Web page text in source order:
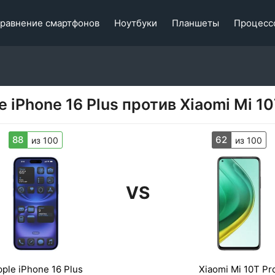
смартфонов Ноутбуки Планшеты
iPhone 16 Plus против Xiaomi Mi
88 из 100
VS
62 из 100
iPhone 16 Plus Xiaomi Mi 10T